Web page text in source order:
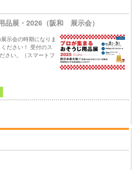
品展・2026（阪和 展示会）
示会の時期になりま
ださい！ 受付のス
さい。（スマートフ